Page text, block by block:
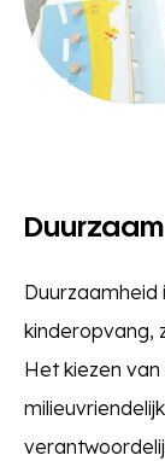
Duurzaamheid
kinderopvang,
Het kiezen